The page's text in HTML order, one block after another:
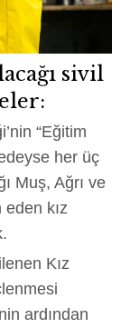
sivil
“Eğitim
her üç
Muş, Ağrı ve
kız
Kız
ardından